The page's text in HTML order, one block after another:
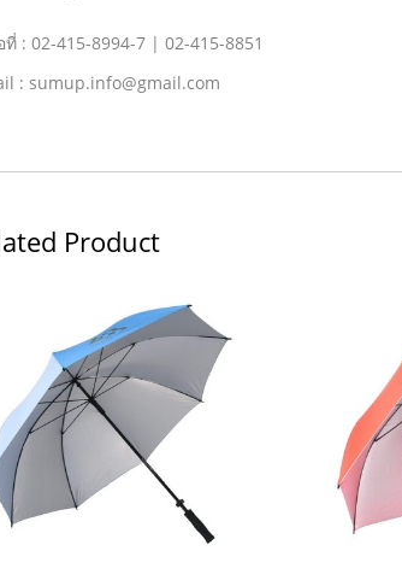
ที่ : 02-415-8994-7 | 02-415-8851
: sumup.info@gmail.com
Product